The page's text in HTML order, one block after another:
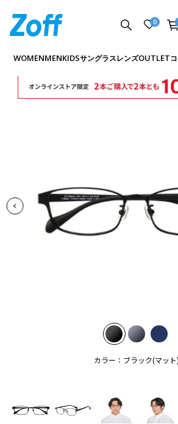
0
WOMENMENKIDSサングラスレンズOUTLET
カラー：ブラック(マット)
商品詳細ページへ